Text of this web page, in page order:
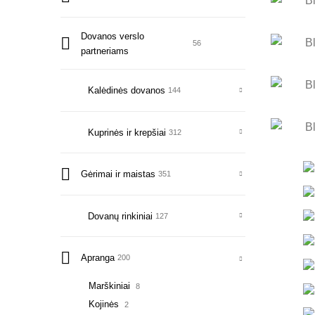
Dovanos verslo
partneriams
56
Kalėdinės dovanos 144
Kuprinės ir krepšiai 312
Gėrimai ir maistas 351
Dovanų rinkiniai 127
Apranga 200
Marškiniai 8
Kojinės 2